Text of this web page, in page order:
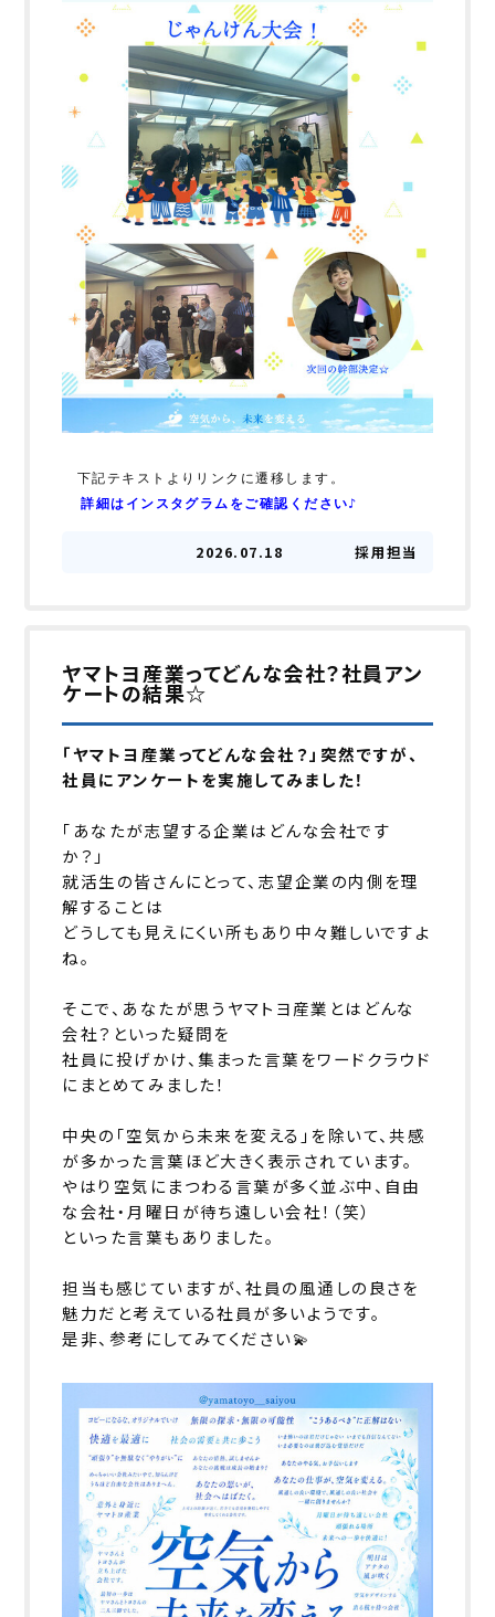
下記テキストよりリンクに遷移します。
  詳細はインスタグラムをご確認ください♪
2026.07.18 採用担当
ヤマトヨ産業ってどんな会社？社員アン
ケートの結果☆
「ヤマトヨ産業ってどんな会社？」 突然ですが、
社員にアンケートを実施してみました！
「あなたが志望する企業はどんな会社です
か？」
就活生の皆さんにとって、志望企業の内側を理
解することは
どうしても見えにくい所もあり中々難しいですよ
ね。
そこで、あなたが思うヤマトヨ産業とはどんな
会社？といった疑問を
社員に投げかけ、集まった言葉をワードクラウド
にまとめてみました！
中央の「空気から未来を変える」を除いて、共感
が多かった言葉ほど大きく表示されています。
やはり空気にまつわる言葉が多く並ぶ中、自由
な会社・月曜日が待ち遠しい会社！（笑）
といった言葉もありました。
担当も感じていますが、社員の風通しの良さを
魅力だと考えている社員が多いようです。
是非、参考にしてみてください💫